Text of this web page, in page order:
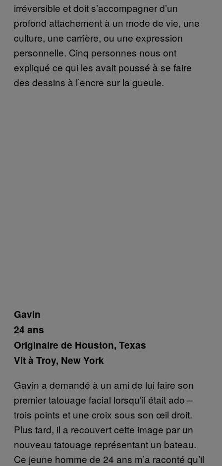
irréversible et doit s’accompagner d’un
profond attachement à un mode de vie, une
culture, une carrière, ou une expression
personnelle. Cinq personnes nous ont
expliqué ce qui les avait poussé à se faire
des dessins à l’encre sur la gueule.
Gavin
24 ans
Originaire de Houston, Texas
Vità Troy, New York
Gavin a demandé à un ami de lui faire son
premier tatouage facial lorsqu’il était ado –
trois points et une croix sous son œil droit.
Plus tard, il a recouvert cette image par un
nouveau tatouage représentant un bateau.
Ce jeune homme de 24 ans m’a raconté qu’il